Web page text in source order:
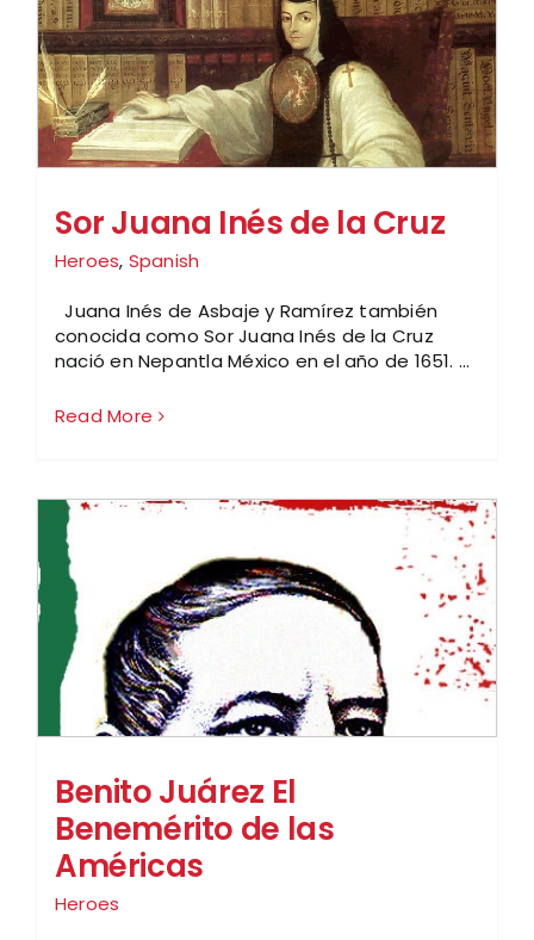
Sor Juana Inés de la Cruz
Heroes, Spanish
Juana Inés de Asbaje y Ramírez también
conocida como Sor Juana Inés de la Cruz
nació en Nepantla México en el año de 1651. ...
Read More
Benito Juárez El
Benemérito de las
Américas
Heroes